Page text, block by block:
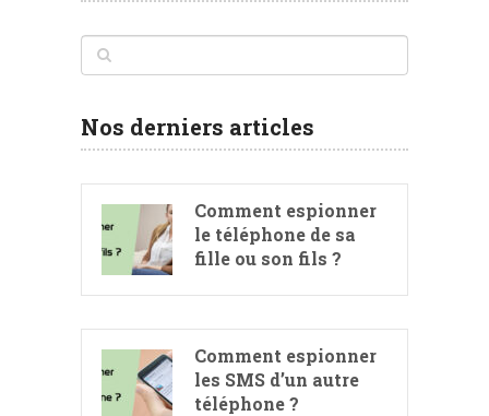
Nos derniers articles
Comment espionner
le téléphone de sa
fille ou son fils ?
Comment espionner
les SMS d’un autre
téléphone ?